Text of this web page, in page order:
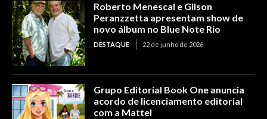
Roberto Menescal e Gilson
Peranzzetta apresentam show de
novo álbum no Blue Note Rio
DESTAQUE 22 de junho de 2026
Grupo Editorial Book One anuncia
acordo de licenciamento editorial
com a Mattel